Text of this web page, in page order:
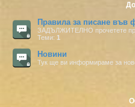
Правила за писане във
ЗАДЪЛЖИТЕЛНО прочетете
Теми: 1
Новини
Тук ще ви информираме за